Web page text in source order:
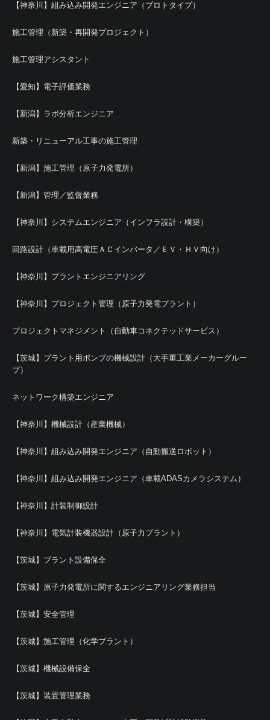
【神奈川】組み込み開発エンジニア（プロトタイプ）
施工管理（新築・再開発プロジェクト）
施工管理アシスタント
【愛知】電子評価業務
【新潟】ラボ分析エンジニア
新築・リニューアル工事の施工管理
【新潟】施工管理（原子力発電所）
【新潟】管理／監督業務
【神奈川】システムエンジニア（インフラ設計・構築）
回路設計（車載用高電圧ＡＣインバータ／ＥＶ・ＨＶ向け）
【神奈川】プラントエンジニアリング
【神奈川】プロジェクト管理（原子力発電プラント）
プロジェクトマネジメント（自動車コネクテッドサービス）
【茨城】プラント用ポンプの機械設計（大手重工業メーカーグルー
プ）
ネットワーク構築エンジニア
【神奈川】機械設計（産業機械）
【神奈川】組み込み開発エンジニア（自動搬送ロボット）
【神奈川】組み込み開発エンジニア（車載ADASカメラシステム）
【神奈川】計装制御設計
【神奈川】電気計装機器設計（原子力プラント）
【茨城】プラント設備保全
【茨城】原子力発電所に関するエンジニアリング業務担当
【茨城】安全管理
【茨城】施工管理（化学プラント）
【茨城】機械設備保全
【茨城】装置管理業務